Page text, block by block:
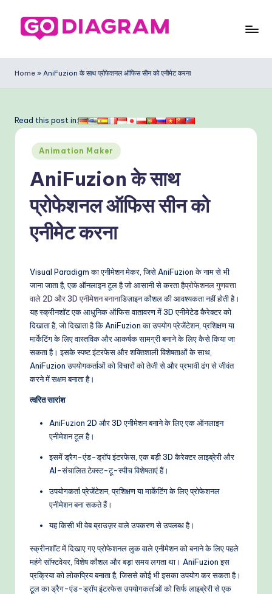
o
ia
g
ra
m
di
a
P
o
e
o
w
Home » AniFuzion के साथ प्रोफेशनल ऑफिस सीन को एनीमेट करना
Read this post in:
Posted
in
Animation Maker
AniFuzion के साथ
प्रोफेशनल ऑफिस सीन को
एनीमेट करना
Visual Paradigm का एनीमेशन मेकर, जिसे AniFuzion के नाम से भी
जाना जाता है, एक ऑनलाइन टूल है जो आसानी से करता हैप्रोफेशनल गुणवत्ता
वाले 2D और 3D एनीमेशन बनानाडिज़ाइन कौशल की आवश्यकता नहीं होती है।
यह स्क्रीनशॉट एक आधुनिक ऑफिस वातावरण में 3D एनीमेटेड कैरेक्टर को
दिखाता है, जो दिखाता है कि AniFuzion का उपयोग प्रेजेंटेशन, प्रशिक्षण या
मार्केटिंग के लिए वास्तविक और आकर्षक सामग्री बनाने के लिए कैसे किया जा
सकता है। इसके स्पष्ट इंटरफेस और शक्तिशाली विशेषताओं के साथ,
AniFuzion उपयोगकर्ताओं को विचारों को तेजी से और प्रभावी ढंग से जीवंत
करने में सक्षम बनाता है।
त्वरित सारांश
AniFuzion 2D और 3D एनीमेशन बनाने के लिए एक ऑनलाइन
एनीमेशन टूल है।
इसमें ड्रैग-एंड-ड्रॉप इंटरफेस, एक बड़ी 3D कैरेक्टर लाइब्रेरी और
AI-संचालित टेक्स्ट-टू-स्पीच विशेषताएं हैं।
उपयोगकर्ता प्रेजेंटेशन, प्रशिक्षण या मार्केटिंग के लिए प्रोफेशनल
एनीमेशन बना सकते हैं।
यह किसी भी वेब ब्राउज़र वाले उपकरण से उपलब्ध है।
स्क्रीनशॉट में दिखाए गए प्रोफेशनल लुक वाले एनीमेशन को बनाने के लिए पहले
महंगे सॉफ्टवेयर, विशेष कौशल और बड़ा समय लगता था। AniFuzion इस
प्रक्रिया को लोकप्रिय बनाता है, जिससे कोई भी इसका उपयोग कर सकता है।
टूल का ड्रैग-एंड-ड्रॉप इंटरफेस उपयोगकर्ताओं को सिर्फ लाइब्रेरी से एक